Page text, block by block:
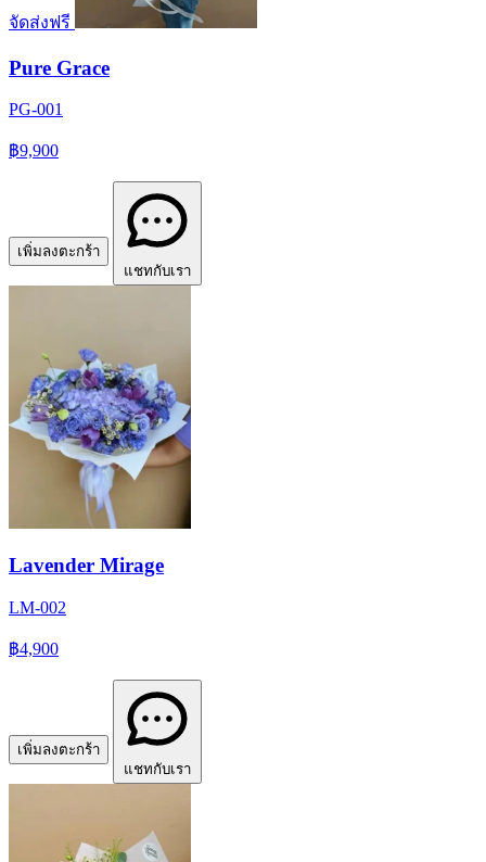
จัดส่งฟรี
Pure Grace
PG-001
฿9,900
เพิ่มลงตะกร้า
แชทกับเรา
Lavender Mirage
LM-002
฿4,900
เพิ่มลงตะกร้า
แชทกับเรา